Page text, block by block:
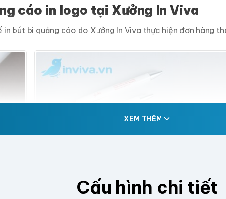
cáo in logo tại Xưởng In Viva
bút bi quảng cáo do Xưởng In Viva thực hiện đơn hàng
XEM THÊM
Cấu hình chi tiết